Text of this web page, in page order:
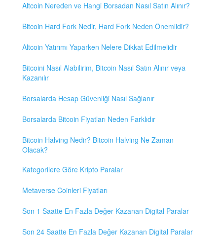
Altcoin Nereden ve Hangi Borsadan Nasıl Satın Alınır?
Bitcoin Hard Fork Nedir, Hard Fork Neden Önemlidir?
Altcoin Yatırımı Yaparken Nelere Dikkat Edilmelidir
Bitcoini Nasıl Alabilirim, Bitcoin Nasıl Satın Alınır veya
Kazanılır
Borsalarda Hesap Güvenliği Nasıl Sağlanır
Borsalarda Bitcoin Fiyatları Neden Farklıdır
Bitcoin Halving Nedir? Bitcoin Halving Ne Zaman
Olacak?
Kategorilere Göre Kripto Paralar
Metaverse Coinleri Fiyatları
Son 1 Saatte En Fazla Değer Kazanan Digital Paralar
Son 24 Saatte En Fazla Değer Kazanan Digital Paralar